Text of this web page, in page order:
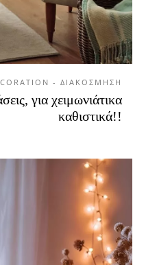
- ΔΙΑΚΟΣΜΗΣΗ
για χειμωνιάτικα
καθιστικά!!